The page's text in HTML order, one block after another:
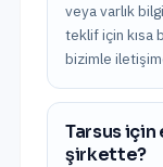
veya varlık
teklif için kısa
bizimle
Tarsus
şirkette?